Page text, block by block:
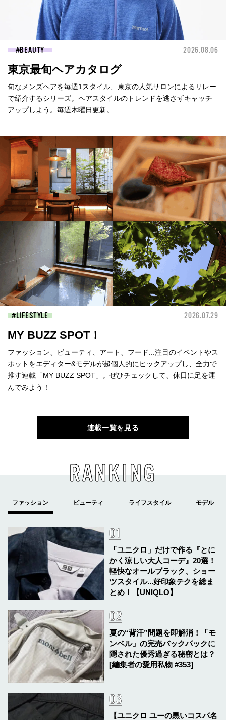
BEAUTY 2026.08.06
東京最旬ヘアカタログ
旬なメンズヘアを毎週1スタイル、東京の人気サロンによるリレー
で紹介するシリーズ。ヘアスタイルのトレンドを逃さずキャッチ
アップしよう。毎週木曜日更新。
LIFESTYLE 2026.07.29
MY BUZZ SPOT！
ファッション、ビューティ、アート、フード...注目のイベントやス
ポットをエディター&モデルが超個人的にピックアップし、全力で
推す連載「MY BUZZ SPOT」。ぜひチェックして、休日に足を運
んでみよう！
連載一覧を見る
RANKING
「ユニクロ」だけで作る『とに
かく涼しい大人コーデ』20選！
軽快なオールブラック、ショー
ツスタイル...好印象テクを総ま
とめ！【UNIQLO】
夏の“背汗”問題を即解消！「モ
ンベル」の完売バックパックに
隠された優秀過ぎる秘密とは？
[編集者の愛用私物 #353]
【ユニクロ ユーの黒いコスパ名